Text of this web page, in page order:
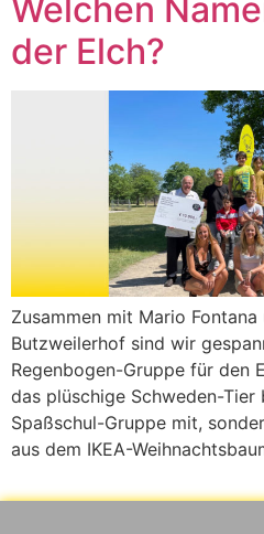
Welchen
der Elch?
Zusammen mit Mario
Butzweilerhof sind wir
Regenbogen-Gruppe für den
das plüschige Schweden-
Spaßschul-Gruppe mit,
aus dem IKEA-